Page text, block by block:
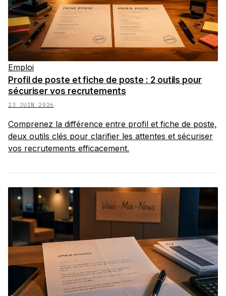
Emploi
Profil de poste et fiche de poste : 2 outils pour
sécuriser vos recrutements
23 JUIN 2026
Comprenez la différence entre profil et fiche de poste,
deux outils clés pour clarifier les attentes et sécuriser
vos recrutements efficacement.